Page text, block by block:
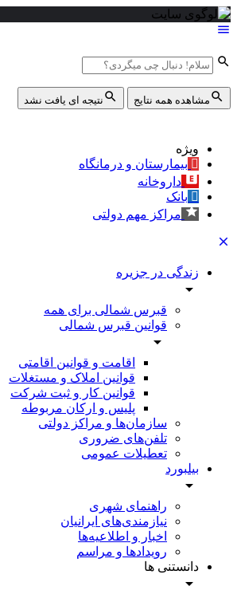
مشاهده همه نتایج نتیجه ای یافت نشد
ویژه
بیمارستان و درمانگاه
داروخانه
بانک
مراکز مهم دولتی
زندگی در جزیره
قبرس شمالی برای همه
قوانین قبرس شمالی
اقامت و قوانین اقامتی
قوانین املاک و مستغلات
قوانین کار و ثبت شرکت
پلیس و ارکان مربوطه
سازمان‌ها و مراکز دولتی
تلفن‌های ضروری
تعطیلات عمومی
بیلبورد
راهنمای شهری
نیازمندی‌های ایرانیان
اخبار و اطلاعیه‌ها
رویداد‌ها و مراسم
دانستنی ها